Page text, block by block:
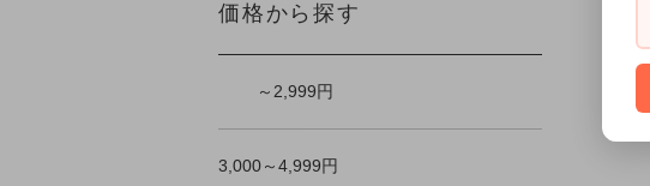
価格から探す
～2,999円
3,000～4,999円